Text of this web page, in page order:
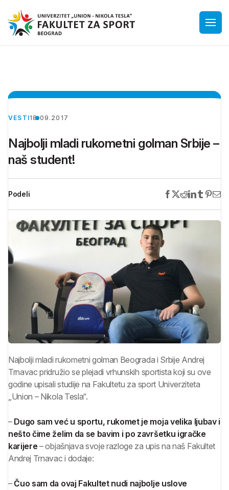
VESTI18.09.2017
Najbolji mladi rukometni golman Srbije –
naš student!
Podeli
Najbolji mladi rukometni golman Beograda i Srbije Andrej
Trnavac pridružio se plejadi vrhunskih sportista koji su ove
godine upisali studije na Fakultetu za sport Univerziteta
„Union – Nikola Tesla“.
– Dugo sam već u sportu, rukomet je moja velika ljubav i
nešto čime želim da se bavim i po završetku igračke
karijere – objašnjava svoje razloge za upis na naš Fakultet
Andrej Trnavac i dodaje:
–Čuo sam da ovaj Fakultet nudi najbolje uslove